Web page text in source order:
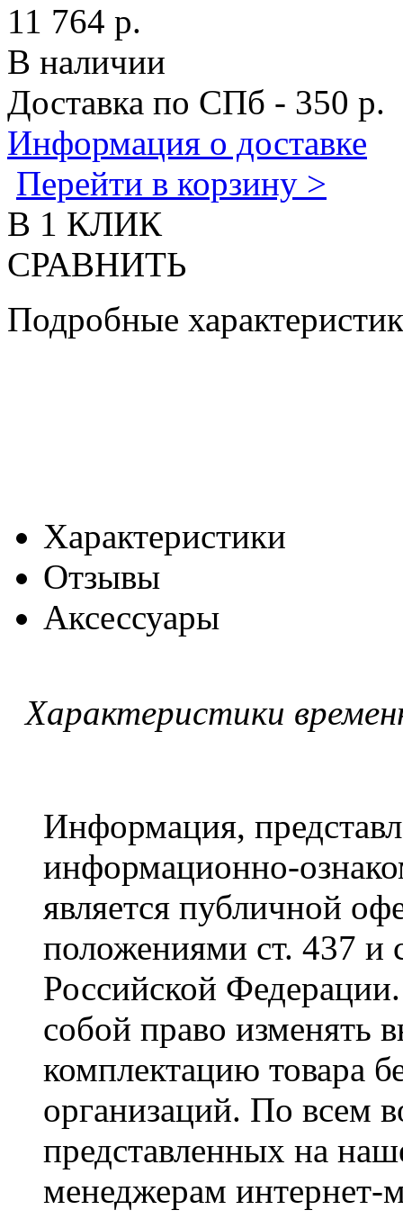
11 764 р.
В наличии
Доставка по СПб - 350 р.
Информация о доставке
Перейти в корзину >
В 1 КЛИК
СРАВНИТЬ
Подробные
Характеристики
Отзывы
Аксессуары
Характеристики
Информация,
информационно-
является публичной
положениями ст. 437 и
Российской
собой право изменять
комплектацию товара
организаций. По всем
представленных на
менеджерам интернет-